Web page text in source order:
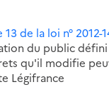
de la loi n° 2012-
du public
qu'il modifie
Légifrance